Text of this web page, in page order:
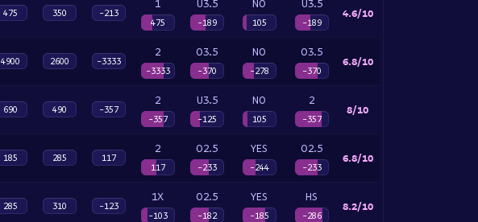
475 350 -213
1
475
U3.5
-189
NO
105
U3.5
-189
4.6/10
4900 2600 -3333
2
-3333
O3.5
-370
NO
-278
O3.5
-370
6.8/10
690 490 -357
2
-357
U3.5
-125
NO
105
2
-357
8/10
185 285 117
2
117
O2.5
-233
YES
-244
O2.5
-233
6.8/10
285 310 -123
1X
-103
O2.5
-182
YES
-185
HS
-286
8.2/10